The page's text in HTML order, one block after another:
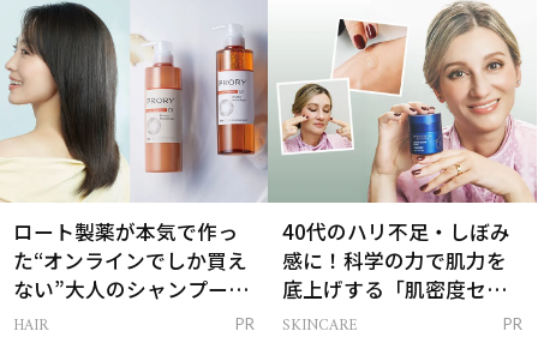
ロート製薬が本気で作っ
た“オンラインでしか買え
ない”大人のシャンプー＆
トリートメントって？
HAIR PR
40代のハリ不足・しぼみ
感に！科学の力で肌力を
底上げする「肌密度セラ
ム」
SKINCARE PR